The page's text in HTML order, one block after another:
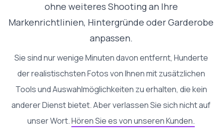
ohne weiteres Shooting an Ihre
Markenrichtlinien, Hintergründe oder Garderobe
anpassen.
Sie sind nur wenige Minuten davon entfernt, Hunderte
der realistischsten Fotos von Ihnen mit zusätzlichen
Tools und Auswahlmöglichkeiten zu erhalten, die kein
anderer Dienst bietet. Aber verlassen Sie sich nicht auf
unser Wort.Hören Sie es von unseren Kunden.